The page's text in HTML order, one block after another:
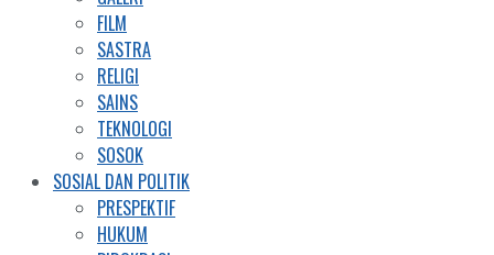
FILM
SASTRA
RELIGI
SAINS
TEKNOLOGI
SOSOK
SOSIAL DAN POLITIK
PRESPEKTIF
HUKUM